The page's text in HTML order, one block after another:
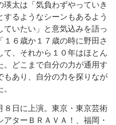
太は「気負わずやっていき
るようなシーンもあるよう
いたい」と意気込みを語っ
６歳か１７歳の時に野田さ
て、それから１０年はほとん
。どこまで自分の力が通用す
もあり、自分の力を探りなが
日に上演。東京・東京芸術
ターＢＲＡＶＡ！、福岡・